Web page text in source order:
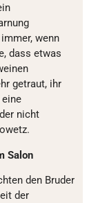
wenn
dass etwas
getraut, ihr
nicht
Salon
den Bruder
der